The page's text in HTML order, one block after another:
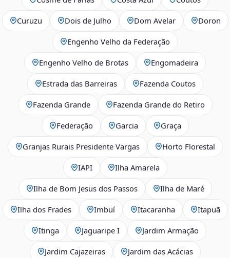
Curuzu Dois de Julho Dom Avelar Doron
Engenho Velho da Federação
Engenho Velho de Brotas Engomadeira
Estrada das Barreiras Fazenda Coutos
Fazenda Grande Fazenda Grande do Retiro
Federação Garcia Graça
Granjas Rurais Presidente Vargas Horto Florestal
IAPI Ilha Amarela
Ilha de Bom Jesus dos Passos Ilha de Maré
Ilha dos Frades Imbuí Itacaranha Itapuã
Itinga Jaguaripe I Jardim Armação
Jardim Cajazeiras Jardim das Acácias